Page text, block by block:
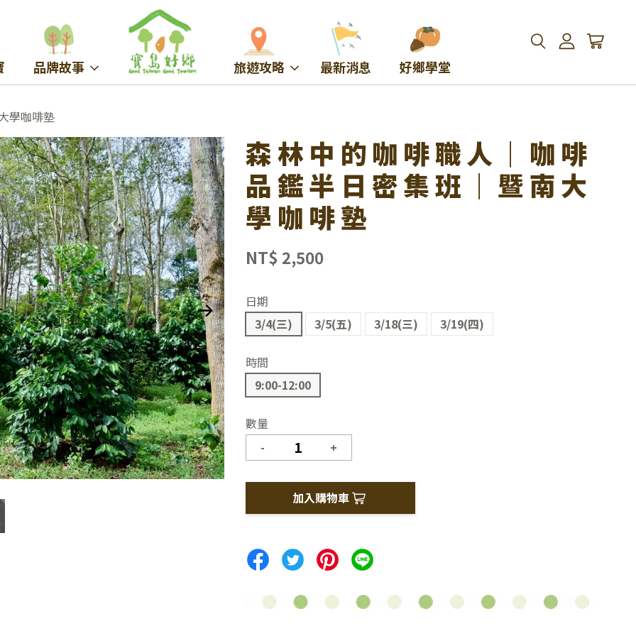
品牌故事 旅遊攻略 最新消息 好鄉學堂
學咖啡塾
森林中的咖啡職人｜咖啡
品鑑半日密集班｜暨南大
學咖啡塾
NT$ 2,500
日期
3/4(三)
3/5(五) 3/18(三) 3/19(四)
時間
9:00-12:00
數量
-
+
加入購物車